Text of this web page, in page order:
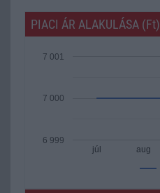
PIACI ÁR ALAKULÁSA (Ft)
júl aug
6 999
7 000
7 001